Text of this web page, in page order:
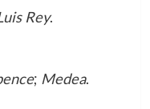
Rey.
; Medea.